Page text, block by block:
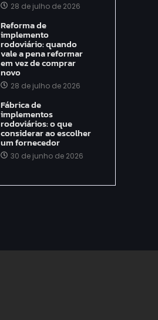
28 de julho de 2026
Reforma de
implemento
rodoviário: quando
vale a pena reformar
em vez de comprar
novo
28 de julho de 2026
Fábrica de
implementos
rodoviários: o que
considerar ao escolher
um fornecedor
30 de junho de 2026